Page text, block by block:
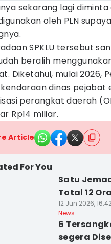
sekarang lagi
oleh PLN
SPKLU tersebut
beralih
Diketahui, mulai 2026,
dinas pejabat
perangkat daerah
Rp14 miliar.
Article
For You
Satu
Total 12
12 Jun 2026,
News
6
segera